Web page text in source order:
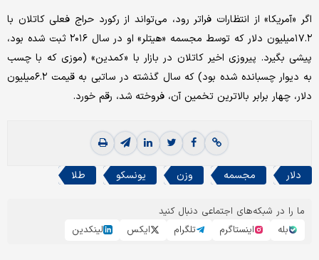
اگر «آمریکا» از انتظارات فراتر رود، می‌تواند از رکورد حراج فعلی کاتلان با
۱۷.۲‌میلیون دلار که توسط مجسمه «هیتلر» او در سال ۲۰۱۶ ثبت شده بود،
پیشی بگیرد. پیروزی اخیر کاتلان در بازار با «کمدین» (موزی که با چسب
به دیوار چسبانده شده بود) که سال گذشته در ساتبی به قیمت ۶.۲‌میلیون
دلار، چهار برابر بالاترین تخمین آن، فروخته شد، رقم خورد.
دلار مجسمه وزن یونسکو طلا
ما را در شبکه‌های اجتماعی دنبال کنید
بله
اینستاگرم تلگرام ایکس لینکدین